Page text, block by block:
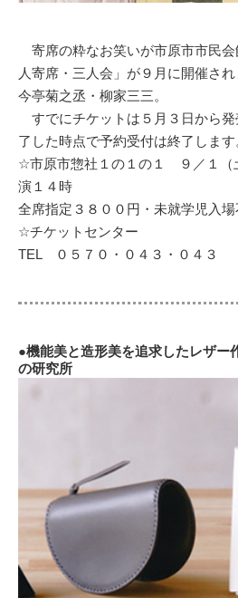
寄席の粋なお笑いが市原市市民会
人寄席・三人会」が９月に開催さ
今亭菊之丞・柳家三三。
すでにチケットは５月３日から
了した時点で予約受付は終了します
☆市原市惣社１の１の１ ９／１
演１４時
全席指定３８００円・未就学児入
☆チケットセンター
TEL ０５７０・０４３・０４３
●機能美と造形美を追求したレザー
の研究所